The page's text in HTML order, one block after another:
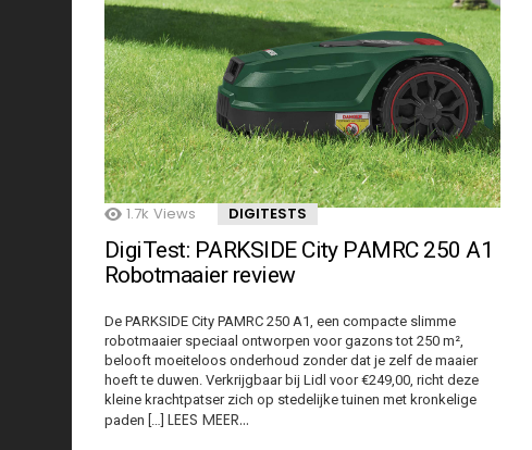
1.7k Views DIGITESTS
DigiTest: PARKSIDE City PAMRC 250 A1
Robotmaaier review
De PARKSIDE City PAMRC 250 A1, een compacte slimme
robotmaaier speciaal ontworpen voor gazons tot 250 m²,
belooft moeiteloos onderhoud zonder dat je zelf de maaier
hoeft te duwen. Verkrijgbaar bij Lidl voor €249,00, richt deze
kleine krachtpatser zich op stedelijke tuinen met kronkelige
paden […] LEES MEER…